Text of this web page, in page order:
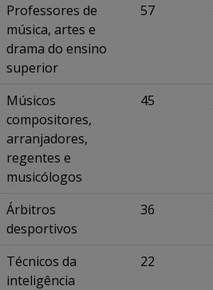
Professores de
música, artes e
drama do ensino
superior
57
Músicos
compositores,
arranjadores,
regentes e
musicólogos
45
Árbitros
desportivos
36
Técnicos da
inteligência
22